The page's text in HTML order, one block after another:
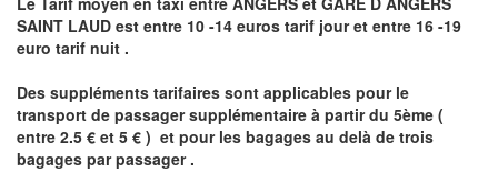
SAINT LAUD est entre 10 -14 euros tarif jour et entre 16 -19
euro tarif nuit .
Des suppléments tarifaires sont applicables pour le
transport de passager supplémentaire à partir du 5ème (
entre 2.5 € et 5 € ) et pour les bagages au delà de trois
bagages par passager .